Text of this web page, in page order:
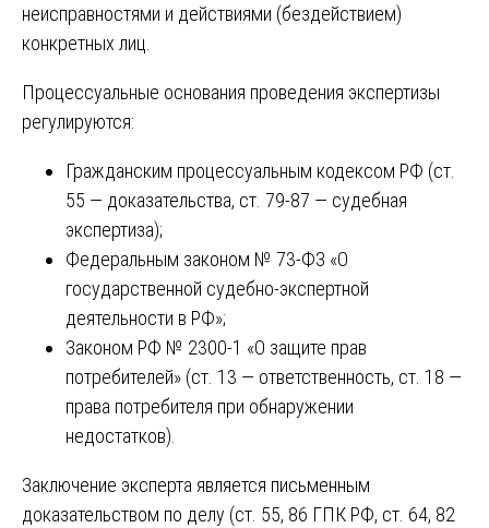
неисправностями и действиями (бездействием)
конкретных лиц.
Процессуальные основания проведения экспертизы
регулируются:
Гражданским процессуальным кодексом РФ (ст.
55 — доказательства, ст. 79-87 — судебная
экспертиза);
Федеральным законом № 73-ФЗ «О
государственной судебно-экспертной
деятельности в РФ»;
Законом РФ № 2300-1 «О защите прав
потребителей» (ст. 13 — ответственность, ст. 18 —
права потребителя при обнаружении
недостатков).
Заключение эксперта является письменным
доказательством по делу (ст. 55, 86 ГПК РФ, ст. 64, 82